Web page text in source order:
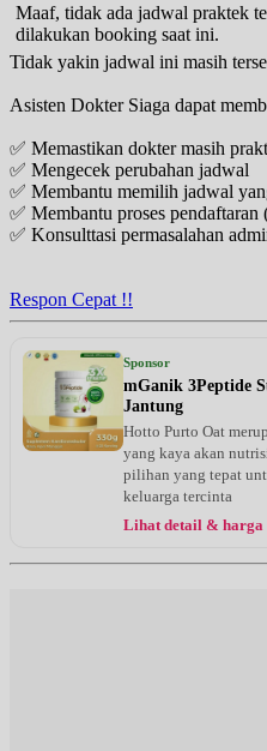
Maaf, tidak ada jadwal praktek
dilakukan booking saat ini.
Tidak yakin jadwal ini masih
Asisten Dokter Siaga dapat
✅ Memastikan dokter masih
✅ Mengecek perubahan jadwal
✅ Membantu memilih jadwal
✅ Membantu proses pendaftaran
✅ Konsulttasi permasalahan
Respon Cepat !!
Sponsor
mGanik 3Peptide
Jantung
Hotto Purto Oat
yang kaya akan
pilihan yang tepat
keluarga tercinta
Lihat detail &